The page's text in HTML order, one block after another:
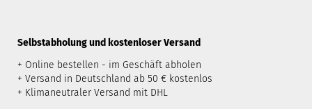
​Selbstabholung und kostenloser Versand
+ Online bestellen - im Geschäft abholen
+ Versand in Deutschland ab 50 € kostenlos
+ Klimaneutraler Versand mit DHL